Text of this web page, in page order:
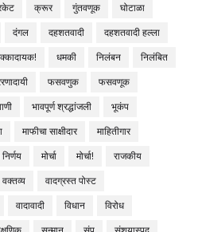
क्रूर गुंतवणूक
घोटाळा
दंगल दहशतवादी
दहशतवादी हल्ला
धमकी निलंबन
निलंबित
फसवणुक
फसवणूक
भावपूर्ण श्रद्धांजली
भूकंप
माफीचा साक्षीदार
माहितीगार
निर्णय मोर्चा मोर्चा!
राजकीय
वक्तव्य
वादग्रस्त पोस्ट
वादावादी विधान
विरोध